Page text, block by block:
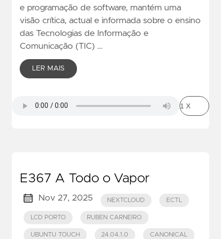
e programação de software, mantém uma
visão crítica, actual e informada sobre o ensino
das Tecnologias de Informação e
Comunicação (TIC) …
LER MAIS
E367 A Todo o Vapor
Nov 27, 2025 NEXTCLOUD ECTL
LCD PORTO RUBEN CARNEIRO
UBUNTU TOUCH 24.04.1.0 CANONICAL